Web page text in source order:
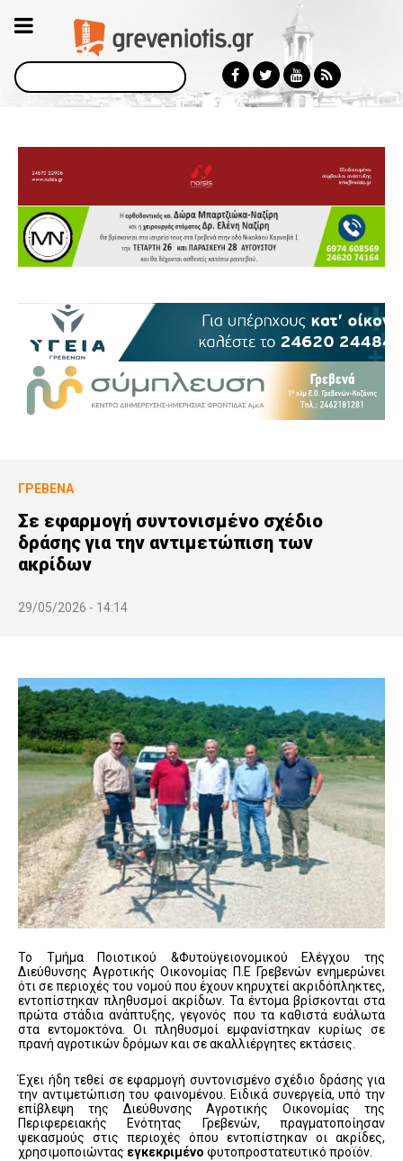
Αναζήτηση
ΓΡΕΒΕΝΆ
Σε εφαρμογή συντονισμένο σχέδιο
δράσης για την αντιμετώπιση των
ακρίδων
29/05/2026 - 14:14
Το Τμήμα Ποιοτικού &Φυτοϋγειονομικού Ελέγχου της
Διεύθυνσης Αγροτικής Οικονομίας Π.Ε Γρεβενών ενημερώνει
ότι σε περιοχές του νομού που έχουν κηρυχτεί ακριδόπληκτες,
εντοπίστηκαν πληθυσμοί ακρίδων. Τα έντομα βρίσκονται στα
πρώτα στάδια ανάπτυξης, γεγονός που τα καθιστά ευάλωτα
στα εντομοκτόνα. Οι πληθυσμοί εμφανίστηκαν κυρίως σε
πρανή αγροτικών δρόμων και σε ακαλλιέργητες εκτάσεις.
Έχει ήδη τεθεί σε εφαρμογή συντονισμένο σχέδιο δράσης για
την αντιμετώπιση του φαινομένου. Ειδικά συνεργεία, υπό την
επίβλεψη της Διεύθυνσης Αγροτικής Οικονομίας της
Περιφερειακής Ενότητας Γρεβενών, πραγματοποίησαν
ψεκασμούς στις περιοχές όπου εντοπίστηκαν οι ακρίδες,
χρησιμοποιώντας εγκεκριμένο φυτοπροστατευτικό προϊόν.